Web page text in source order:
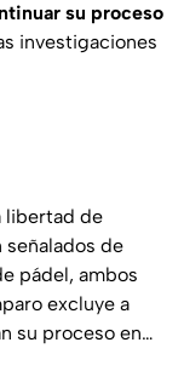
su proceso
investigaciones
libertad de
señalados de
pádel, ambos
excluye a
su proceso en…